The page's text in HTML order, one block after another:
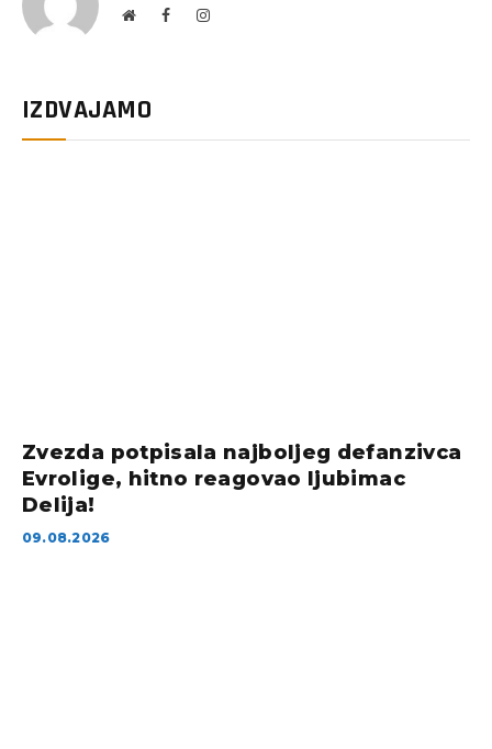
WebsiteFacebookInstagram
IZDVAJAMO
Zvezda potpisala najboljeg defanzivca
Evrolige, hitno reagovao ljubimac
Delija!
09.08.2026